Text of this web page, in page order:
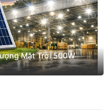
Mặt Trời 500W